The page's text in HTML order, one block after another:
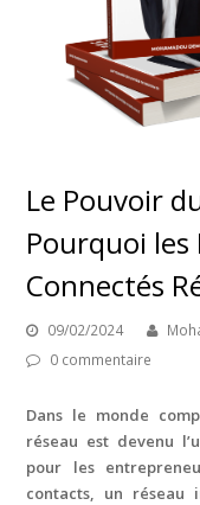
Le Pouvoir
Pourquoi
Connectés
09/02/2024
0 commentaire
Dans le monde
réseau est devenu
pour les
contacts, un